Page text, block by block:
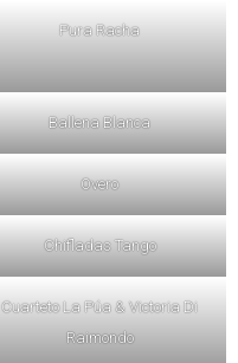
Pura Racha
Ballena Blanca
Overo
Chifladas Tango
Cuarteto La Púa & Victoria Di
Raimondo